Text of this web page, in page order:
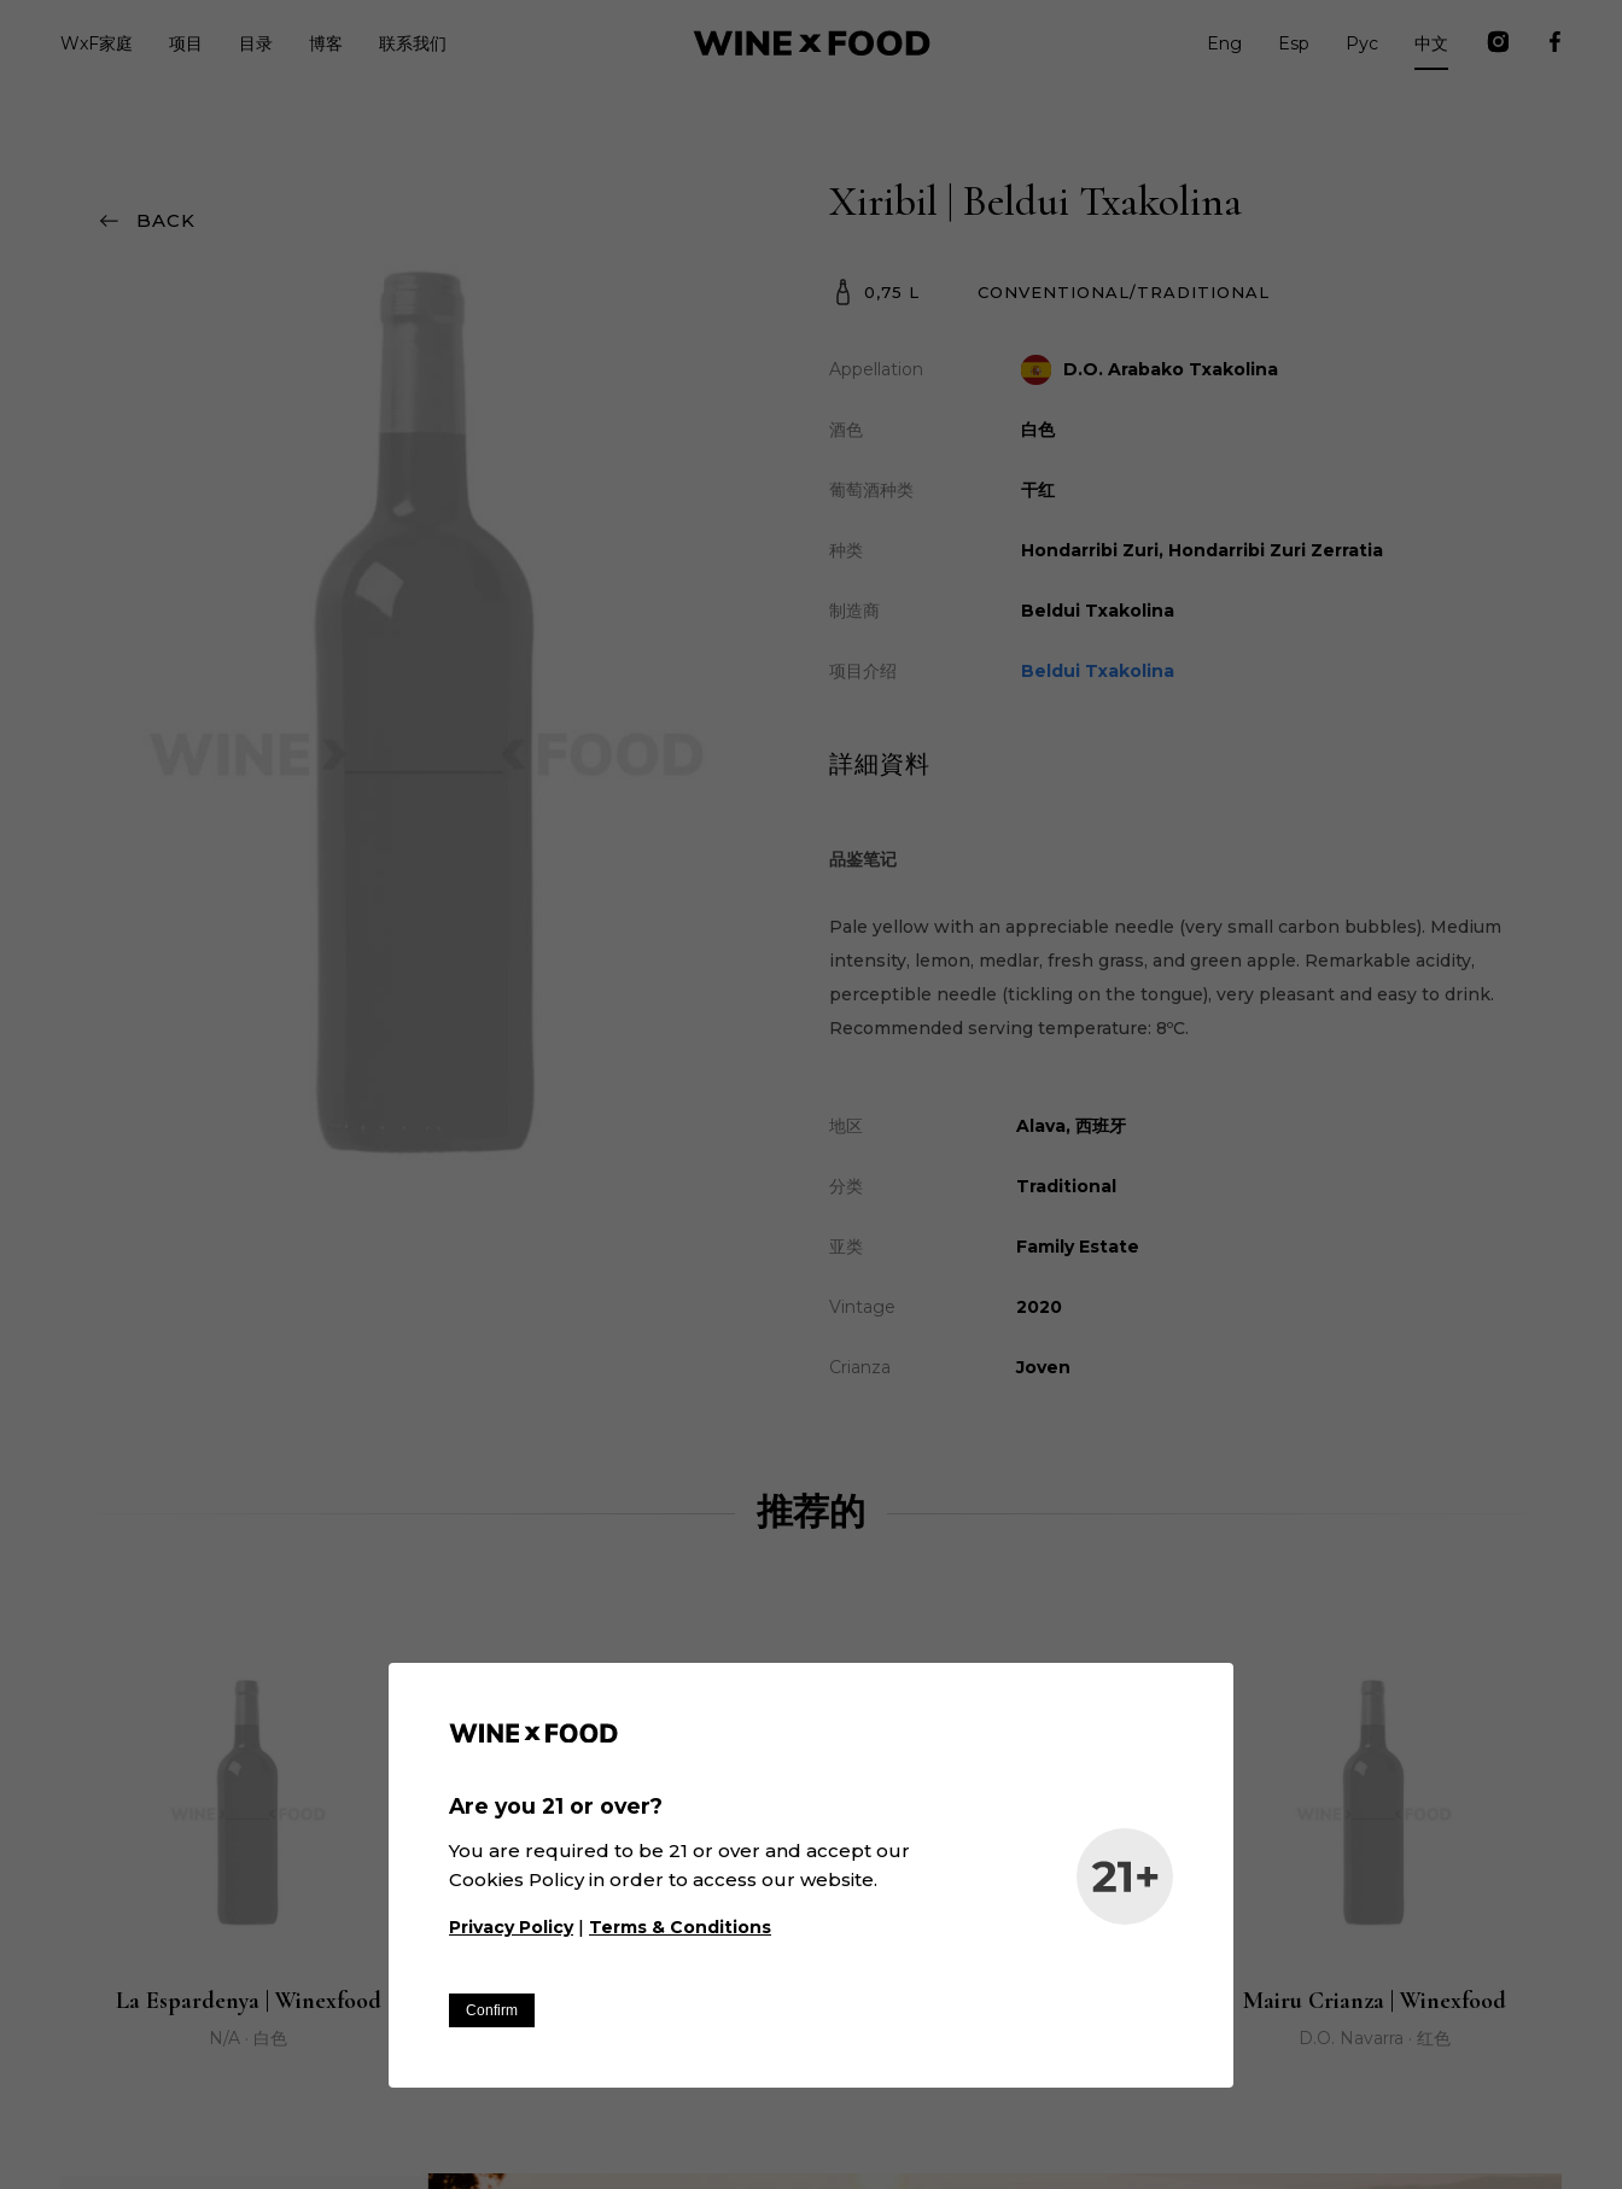
WxF家庭 项目 目录 博客 联系我们 中文
Рус
Esp
Eng
BACK Xiribil | Beldui Txakolina
0,75 L CONVENTIONAL/TRADITIONAL
Appellation D.O. Arabako Txakolina
酒色 白色
葡萄酒种类 干红
种类 Hondarribi Zuri, Hondarribi Zuri Zerratia
制造商 Beldui Txakolina
项目介绍 Beldui Txakolina
詳細資料
品鉴笔记
Pale yellow with an appreciable needle (very small carbon bubbles). Medium
intensity, lemon, medlar, fresh grass, and green apple. Remarkable acidity,
perceptible needle (tickling on the tongue), very pleasant and easy to drink.
Recommended serving temperature: 8ºC.
地区 Alava, 西班牙
分类 Traditional
亚类 Family Estate
Vintage 2020
Crianza Joven
推荐的
La Espardenya | Winexfood
N/A · 白色
Mairu Crianza | Winexfood
D.O. Navarra · 红色
Are you 21 or over?
You are required to be 21 or over and accept our
Cookies Policy in order to access our website.
Privacy Policy| Terms & Conditions
Confirm